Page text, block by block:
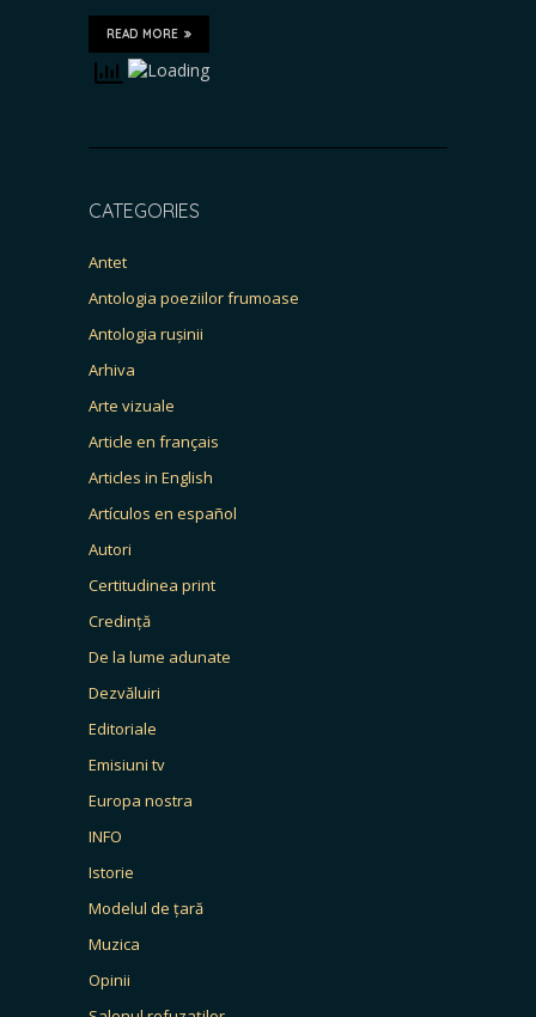
READ MORE
CATEGORIES
Antet
Antologia poeziilor frumoase
Antologia rușinii
Arhiva
Arte vizuale
Article en français
Articles in English
Artículos en español
Autori
Certitudinea print
Credință
De la lume adunate
Dezvăluiri
Editoriale
Emisiuni tv
Europa nostra
INFO
Istorie
Modelul de țară
Muzica
Opinii